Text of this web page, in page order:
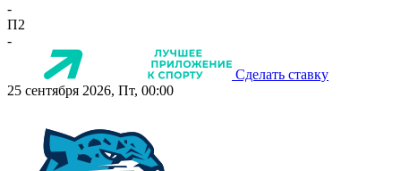
-
П2
-
Сделать ставку
25 сентября 2026, Пт, 00:00